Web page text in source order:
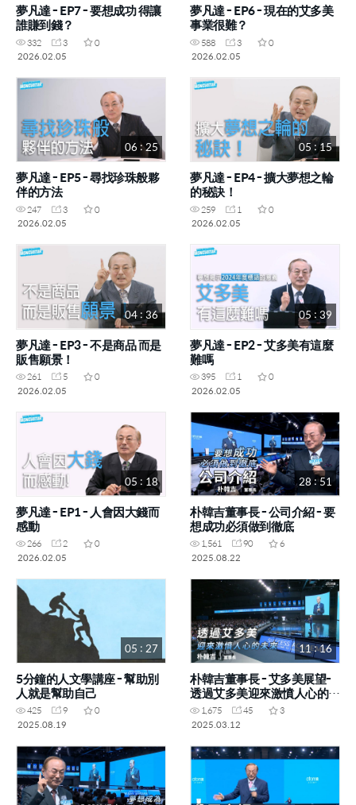
夢凡達 - EP7 - 要想成功 得讓
誰賺到錢？
332 3
0
2026.02.05
夢凡達 - EP6 - 現在的艾多美
事業很難？
588 3
0
2026.02.05
06 : 25
夢凡達 - EP5 - 尋找珍珠般夥
伴的方法
247 3
0
2026.02.05
05 : 15
夢凡達 - EP4 - 擴大夢想之輪
的秘訣！
259 1
0
2026.02.05
04 : 36
夢凡達 - EP3 - 不是商品 而是
販售願景！
261 5
0
2026.02.05
05 : 39
夢凡達 - EP2 - 艾多美有這麼
難嗎
395 1
0
2026.02.05
05 : 18
夢凡達 - EP1 - 人會因大錢而
感動
266 2
0
2026.02.05
28 : 51
朴韓吉董事長 - 公司介紹 - 要
想成功必須做到徹底
1,561 90
6
2025.08.22
05 : 27
5分鐘的人文學講座 - 幫助別
人就是幫助自己
425 9
0
2025.08.19
11 : 16
朴韓吉董事長 - 艾多美展望-
透過艾多美迎來激憤人心的未
來1,675 45
3
2025.03.12